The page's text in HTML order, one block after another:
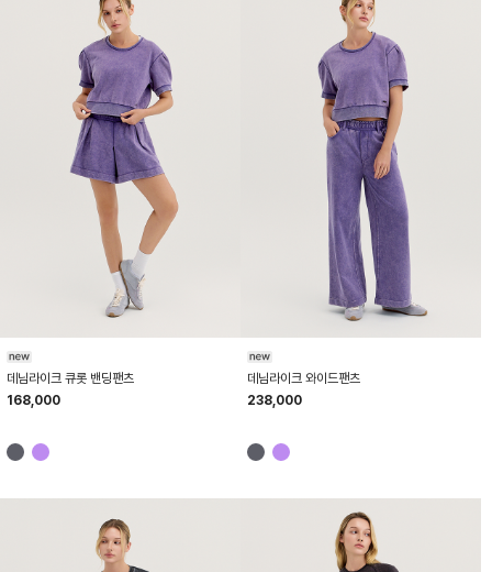
데님라이크 큐롯 밴딩팬츠
168,000
데님라이크 와이드팬츠
238,000